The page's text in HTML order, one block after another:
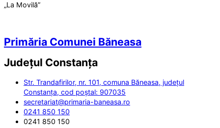
„La Movilă”
Primăria Comunei Băneasa
Județul Constanța
Str. Trandafirilor, nr. 101, comuna Băneasa, județul
Constanța, cod poștal: 907035
secretariat@primaria-baneasa.ro
0241 850 150
0241 850 150